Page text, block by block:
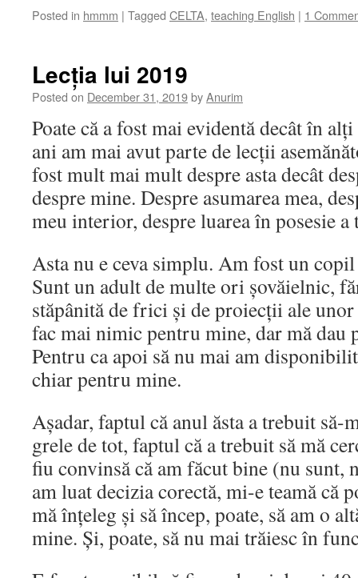
Posted in hmmm | Tagged CELTA, teaching English | 1
Lecția lui 2019
Posted on December 31, 2019byAnurim
Poate că a fost mai evidentă decât în
ani am mai avut parte de lecții
fost mult mai mult despre asta decât
despre mine. Despre asumarea mea,
meu interior, despre luarea în posesie a
Asta nu e ceva simplu. Am fost un
Sunt un adult de multe ori șovăielnic,
stăpânită de frici și de proiecții ale
fac mai nimic pentru mine, dar mă dau
Pentru ca apoi să nu mai am
chiar pentru mine.
Așadar, faptul că anul ăsta a trebuit să-
grele de tot, faptul că a trebuit să mă
fiu convinsă că am făcut bine (nu sunt,
am luat decizia corectă, mi-e teamă că
mă înțeleg și să încep, poate, să am o
mine. Și, poate, să nu mai trăiesc în